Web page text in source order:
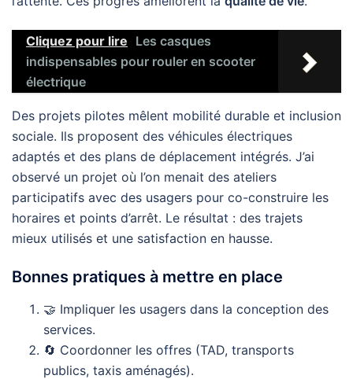
Cliquez pour lire Les casques
indispensables pour rouler en scooter
électrique
Des projets pilotes mêlent mobilité durable et inclusion
sociale. Ils proposent des véhicules électriques
adaptés et des plans de déplacement intégrés. J’ai
observé un projet où l’on menait des ateliers
participatifs avec des usagers pour co-construire les
horaires et points d’arrêt. Le résultat : des trajets
mieux utilisés et une satisfaction en hausse.
Bonnes pratiques à mettre en place
🤝 Impliquer les usagers dans la conception des
services.
🔄 Coordonner les offres (TAD, transports
publics, taxis aménagés).